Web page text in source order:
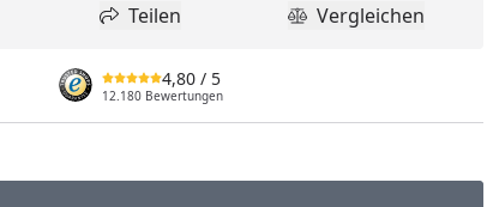
Wunschliste hinzufügen
Teilen
Teilen Produkt
Vergleichen
4,80 / 5
12.180 Bewertungen